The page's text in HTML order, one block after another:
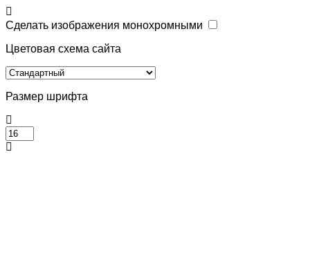
Сделать изображения монохромными
Цветовая схема сайта
Размер шрифта